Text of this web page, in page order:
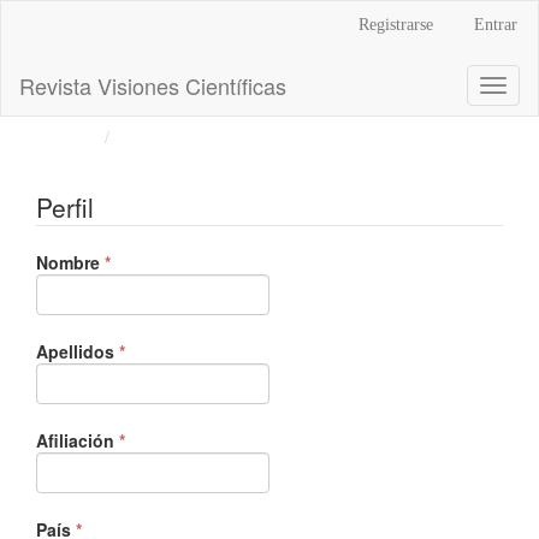
principal
Barra
Registrarse Entrar
Revista Visiones Científicas
Perfil
Nombre *Obligatorio
Apellidos *Obligatorio
Afiliación *Obligatorio
País *Obligatorio